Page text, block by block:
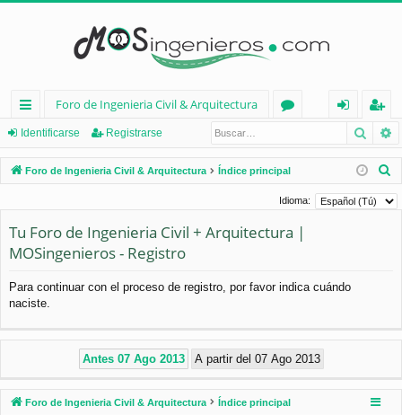
nl
ac
es
pi
os
Foro de Ingenieria Civil & Arquitectura
os
nt
ifi
eg
ist
ra
Identificarse Registrarse
Foro de Ingenieria Civil & Arquitectura Índice principal
s
Idioma:
Tu Foro de Ingenieria Civil + Arquitectura |
MOSingenieros - Registro
Para continuar con el proceso de registro, por favor indica cuándo
naciste.
Foro de Ingenieria Civil & Arquitectura Índice principal